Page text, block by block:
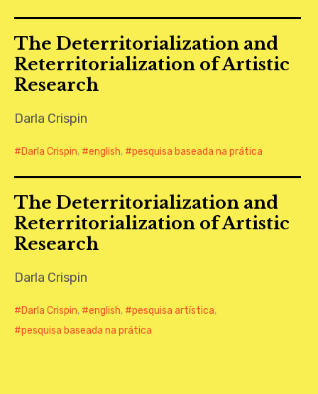
MAPEAMENTO
REVISTA IEPA
CONTATO
The Deterritorialization and
Reterritorialization of Artistic
Research
Darla Crispin
Darla Crispin, english, pesquisa baseada na prática
The Deterritorialization and
Reterritorialization of Artistic
Research
Darla Crispin
Darla Crispin, english, pesquisa artística,
pesquisa baseada na prática